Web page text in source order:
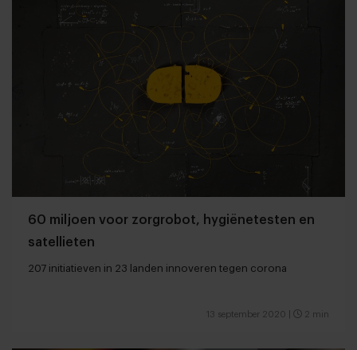
60 miljoen voor zorgrobot, hygiënetesten en
satellieten
207 initiatieven in 23 landen innoveren tegen corona
13 september 2020 2 min